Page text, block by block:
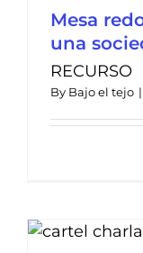
Mesa
una
RECURSO
By Bajo el tejo |